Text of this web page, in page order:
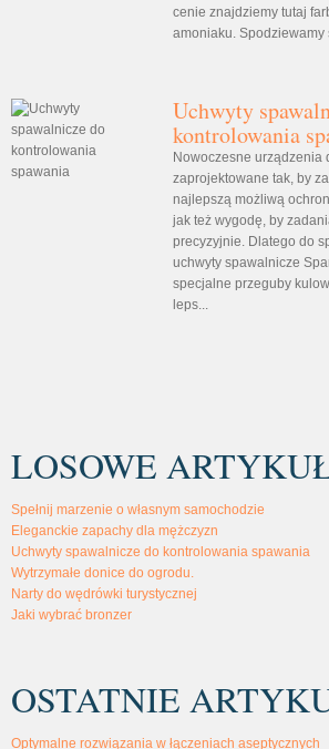
cenie znajdziemy tutaj
amoniaku. Spodziewamy
Uchwyty
kontrolowania
Nowoczesne urządzenia
zaprojektowane tak, by
najlepszą możliwą
jak też wygodę, by
precyzyjnie. Dlatego do
uchwyty spawalnicze
specjalne przeguby
leps...
LOSOWE
Spełnij marzenie o własnym samochodzie
Eleganckie zapachy dla mężczyzn
Uchwyty spawalnicze do kontrolowania spawania
Wytrzymałe donice do ogrodu.
Narty do wędrówki turystycznej
Jaki wybrać bronzer
OSTATNIE
Optymalne rozwiązania w łączeniach aseptycznych